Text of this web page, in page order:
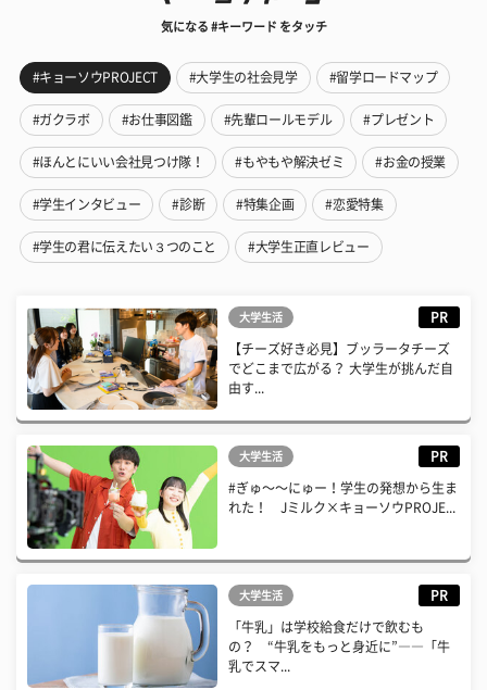
気になる #キーワード をタッチ
#キョーソウPROJECT #大学生の社会見学 #留学ロードマップ
#ガクラボ #お仕事図鑑 #先輩ロールモデル #プレゼント
#ほんとにいい会社見つけ隊！ #もやもや解決ゼミ #お金の授業
#学生インタビュー #診断 #特集企画 #恋愛特集
#学生の君に伝えたい３つのこと #大学生正直レビュー
大学生活 PR
【チーズ好き必見】ブッラータチーズ
でどこまで広がる？ 大学生が挑んだ自
由す...
大学生活 PR
#ぎゅ〜〜にゅー！学生の発想から生ま
れた！ Jミルク×キョーソウPROJE...
大学生活 PR
「牛乳」は学校給食だけで飲むも
の？ “牛乳をもっと身近に”――「牛
乳でスマ...